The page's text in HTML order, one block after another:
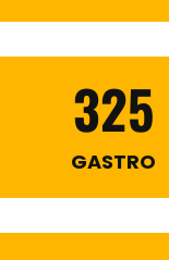
325
GASTRO